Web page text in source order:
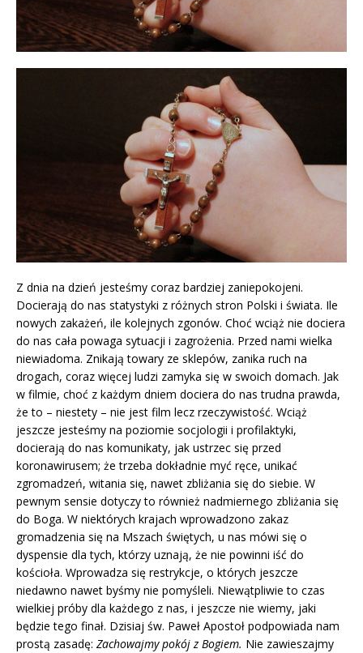
Z dnia na dzień jesteśmy coraz bardziej zaniepokojeni.
Docierają do nas statystyki z różnych stron Polski i świata. Ile
nowych zakażeń, ile kolejnych zgonów. Choć wciąż nie dociera
do nas cała powaga sytuacji i zagrożenia. Przed nami wielka
niewiadoma. Znikają towary ze sklepów, zanika ruch na
drogach, coraz więcej ludzi zamyka się w swoich domach. Jak
w filmie, choć z każdym dniem dociera do nas trudna prawda,
że to – niestety – nie jest film lecz rzeczywistość. Wciąż
jeszcze jesteśmy na poziomie socjologii i profilaktyki,
docierają do nas komunikaty, jak ustrzec się przed
koronawirusem; że trzeba dokładnie myć ręce, unikać
zgromadzeń, witania się, nawet zbliżania się do siebie. W
pewnym sensie dotyczy to również nadmiernego zbliżania się
do Boga. W niektórych krajach wprowadzono zakaz
gromadzenia się na Mszach świętych, u nas mówi się o
dyspensie dla tych, którzy uznają, że nie powinni iść do
kościoła. Wprowadza się restrykcje, o których jeszcze
niedawno nawet byśmy nie pomyśleli. Niewątpliwie to czas
wielkiej próby dla każdego z nas, i jeszcze nie wiemy, jaki
będzie tego finał. Dzisiaj św. Paweł Apostoł podpowiada nam
prostą zasadę: Zachowajmy pokój z Bogiem. Nie zawieszajmy